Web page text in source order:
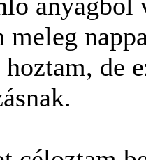
meleg
de